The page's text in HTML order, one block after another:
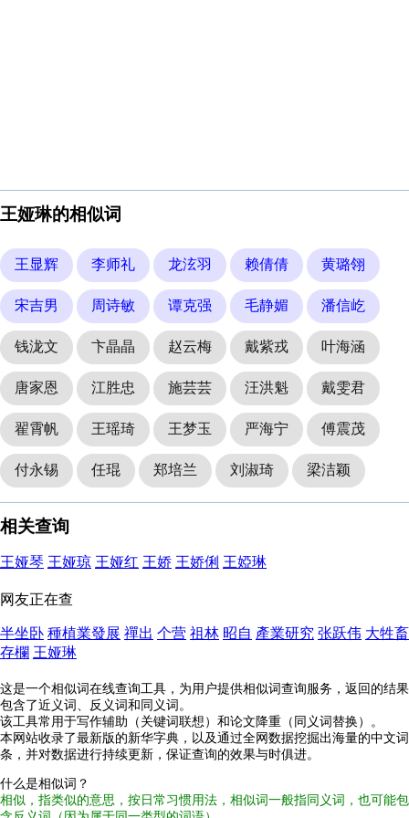
王娅琳的相似词
王显辉 李师礼 龙泫羽 赖倩倩 黄璐翎
宋吉男 周诗敏 谭克强 毛静媚 潘信屹
钱泷文 卞晶晶 赵云梅 戴紫戎 叶海涵
唐家恩 江胜忠 施芸芸 汪洪魁 戴雯君
翟霄帆 王瑶琦 王梦玉 严海宁 傅震茂
付永锡 任琨 郑培兰 刘淑琦 梁洁颖
相关查询
王娅琴 王娅琼 王娅红 王娇 王娇俐 王婭琳
网友正在查
半坐卧 種植業發展 禪出 个营 祖林 昭自 產業研究 张跃伟 大牲畜
存欄 王娅琳
这是一个相似词在线查询工具，为用户提供相似词查询服务，返回的结果
包含了近义词、反义词和同义词。
该工具常用于写作辅助（关键词联想）和论文降重（同义词替换）。
本网站收录了最新版的新华字典，以及通过全网数据挖掘出海量的中文词
条，并对数据进行持续更新，保证查询的效果与时俱进。
什么是相似词？
相似，指类似的意思，按日常习惯用法，相似词一般指同义词，也可能包